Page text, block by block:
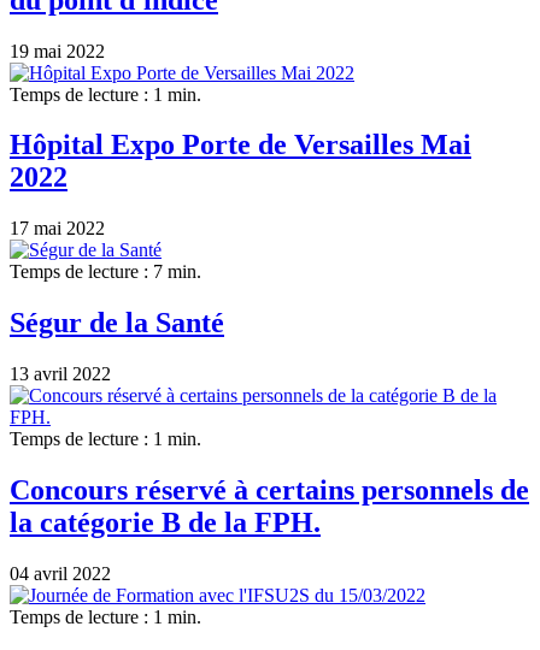
19 mai 2022
Temps de lecture : 1 min.
Hôpital Expo Porte de Versailles Mai
2022
17 mai 2022
Temps de lecture : 7 min.
Ségur de la Santé
13 avril 2022
Temps de lecture : 1 min.
Concours réservé à certains personnels de
la catégorie B de la FPH.
04 avril 2022
Temps de lecture : 1 min.